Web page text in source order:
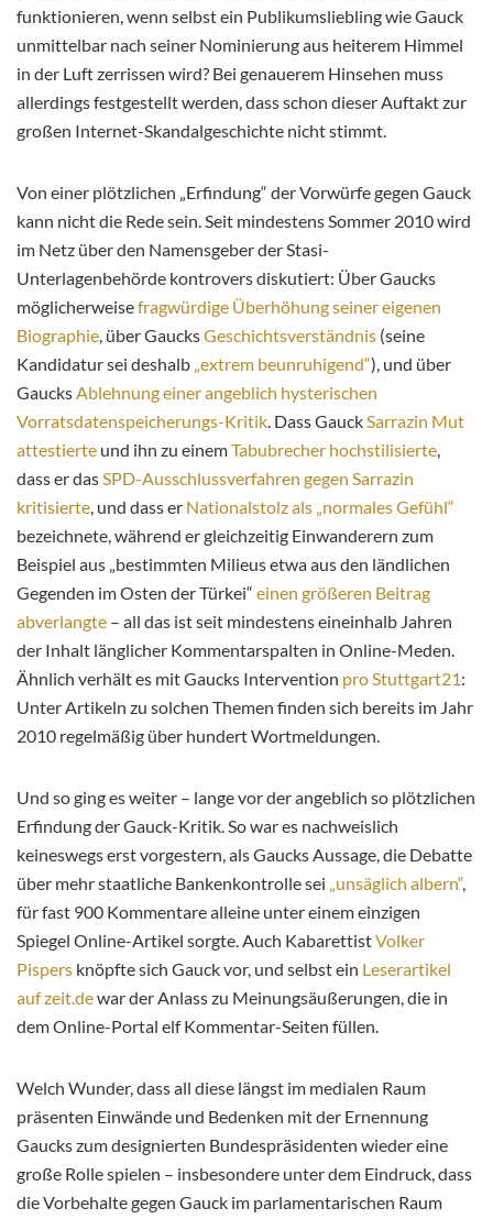
funktionieren, wenn selbst ein Publikumsliebling wie Gauck
unmittelbar nach seiner Nominierung aus heiterem Himmel
in der Luft zerrissen wird? Bei genauerem Hinsehen muss
allerdings festgestellt werden, dass schon dieser Auftakt zur
großen Internet-Skandalgeschichte nicht stimmt.
Von einer plötzlichen „Erfindung“ der Vorwürfe gegen Gauck
kann nicht die Rede sein. Seit mindestens Sommer 2010 wird
im Netz über den Namensgeber der Stasi-
Unterlagenbehörde kontrovers diskutiert: Über Gaucks
möglicherweisefragwürdige Überhöhung seiner eigenen
Biographie, über GaucksGeschichtsverständnis (seine
Kandidatur sei deshalb „extrem beunruhigend“), und über
GaucksAblehnung einer angeblich hysterischen
Vorratsdatenspeicherungs-Kritik. Dass GauckSarrazin Mut
attestierte und ihn zu einemTabubrecher hochstilisierte,
dass er dasSPD-Ausschlussverfahren gegen Sarrazin
kritisierte, und dass er Nationalstolz als „normales Gefühl“
bezeichnete, während er gleichzeitig Einwanderern zum
Beispiel aus „bestimmten Milieus etwa aus den ländlichen
Gegenden im Osten der Türkei“ einen größeren Beitrag
abverlangte – all das ist seit mindestens eineinhalb Jahren
der Inhalt länglicher Kommentarspalten in Online-Meden.
Ähnlich verhält es mit Gaucks Intervention pro Stuttgart21:
Unter Artikeln zu solchen Themen finden sich bereits im Jahr
2010 regelmäßig über hundert Wortmeldungen.
Und so ging es weiter – lange vor der angeblich so plötzlichen
Erfindung der Gauck-Kritik. So war es nachweislich
keineswegs erst vorgestern, als Gaucks Aussage, die Debatte
über mehr staatliche Bankenkontrolle sei „unsäglich albern“,
für fast 900 Kommentare alleine unter einem einzigen
Spiegel Online-Artikel sorgte. Auch KabarettistVolker
Pispers knöpfte sich Gauck vor, und selbst ein Leserartikel
auf zeit.dewar der Anlass zu Meinungsäußerungen, die in
dem Online-Portal elf Kommentar-Seiten füllen.
Welch Wunder, dass all diese längst im medialen Raum
präsenten Einwände und Bedenken mit der Ernennung
Gaucks zum designierten Bundespräsidenten wieder eine
große Rolle spielen – insbesondere unter dem Eindruck, dass
die Vorbehalte gegen Gauck im parlamentarischen Raum